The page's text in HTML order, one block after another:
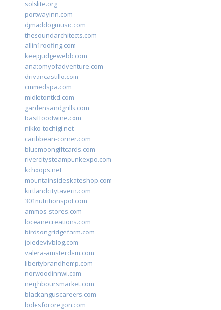
solslite.org
portwayinn.com
djmaddogmusic.com
thesoundarchitects.com
allin1roofing.com
keepjudgewebb.com
anatomyofadventure.com
drivancastillo.com
cmmedspa.com
midletontkd.com
gardensandgrills.com
basilfoodwine.com
nikko-tochigi.net
caribbean-corner.com
bluemoongiftcards.com
rivercitysteampunkexpo.com
kchoops.net
mountainsideskateshop.com
kirtlandcitytavern.com
301nutritionspot.com
ammos-stores.com
loceanecreations.com
birdsongridgefarm.com
joiedevivblog.com
valera-amsterdam.com
libertybrandhemp.com
norwoodinnwi.com
neighboursmarket.com
blackanguscareers.com
bolesfororegon.com